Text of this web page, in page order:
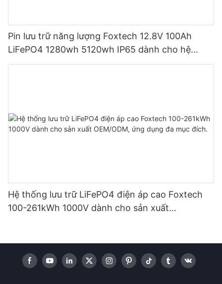
Pin lưu trữ năng lượng Foxtech 12.8V 100Ah
LiFePO4 1280wh 5120wh IP65 dành cho hệ
thống năng lượng mặt trời gia đình
Hệ thống lưu trữ LiFePO4 điện áp cao Foxtech
100-261kWh 1000V dành cho sản xuất